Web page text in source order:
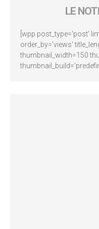
LE
[wpp post_type='post'
order_by='views'
thumbnail_width=150